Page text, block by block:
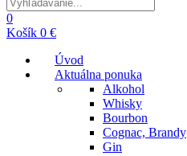
0
Košík 0 €
Úvod
Aktuálna ponuka
Alkohol
Whisky
Bourbon
Cognac, Brandy
Gin